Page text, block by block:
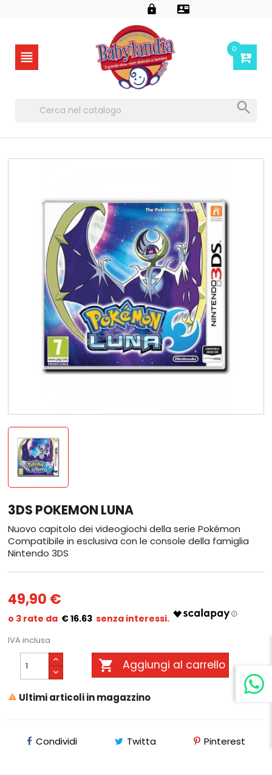
 
 0

3DS POKEMON LUNA
Nuovo capitolo dei videogiochi della serie Pokémon
Compatibile in esclusiva con le console della famiglia
Nintendo 3DS
49,90 €
€ 16.63
IVA inclusa
 Aggiungi al carrello
 Ultimi articoli in magazzino
Condividi Twitta Pinterest